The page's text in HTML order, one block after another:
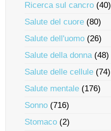
Ricerca sul cancro (40)
Salute del cuore (80)
Salute dell'uomo (26)
Salute della donna(48)
Salute delle cellule (74)
Salute mentale (176)
Sonno (716)
Stomaco (2)